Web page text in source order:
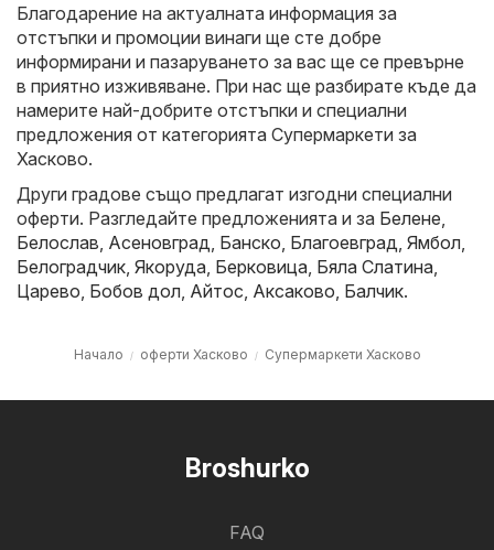
Благодарение на актуалната информация за
отстъпки и промоции винаги ще сте добре
информирани и пазаруването за вас ще се превърне
в приятно изживяване. При нас ще разбирате къде да
намерите най-добрите отстъпки и специални
предложения от категорията Супермаркети за
Хасково.
Други градове също предлагат изгодни специални
оферти. Разгледайте предложенията и за Белене
Белослав Асеновград Банско Благоевград Ямбол
Белоградчик Якоруда Берковица Бяла Слатина
Царево Бобов дол Айтос Аксаково Балчик.
Начало оферти Хасково Супермаркети Хасково
Broshurko
FAQ